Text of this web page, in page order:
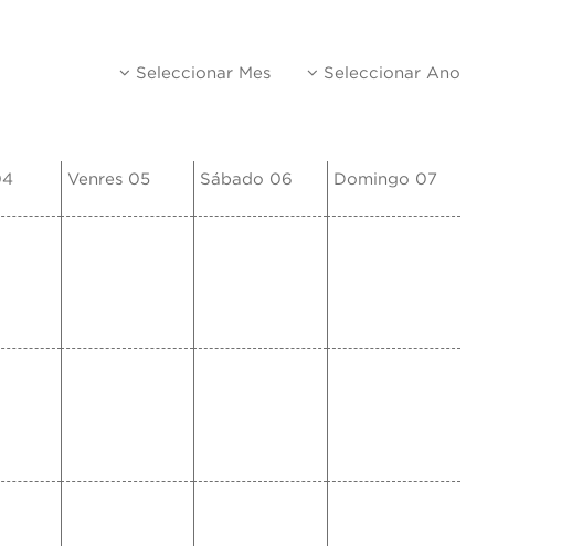
Seleccionar Mes Seleccionar Ano
Venres 05 Sábado 06 Domingo 07